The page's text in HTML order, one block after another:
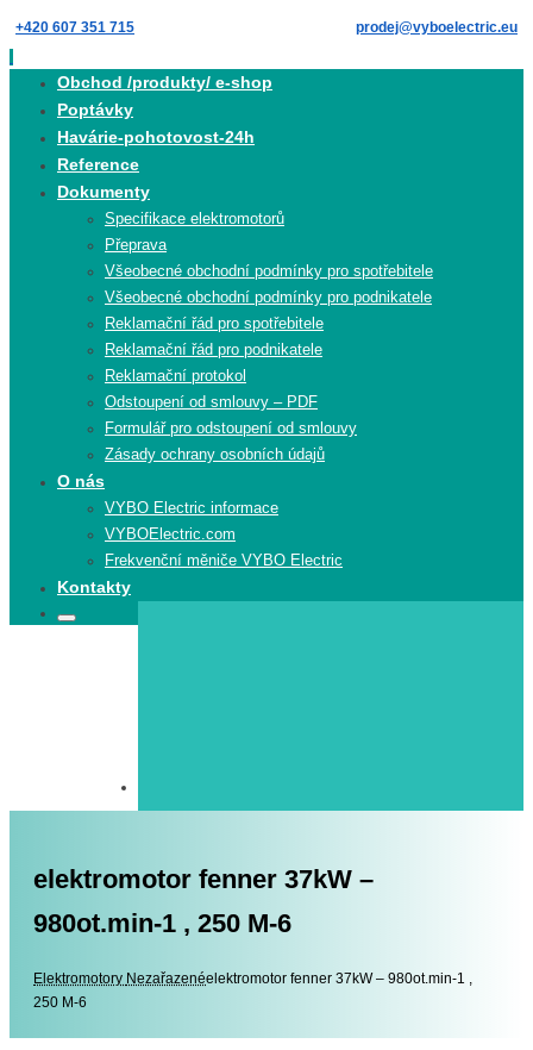
Skip
to
content
+420 607 351 715 prodej@vyboelectric.eu
Obchod /produkty/ e-shop
Poptávky
Havárie-pohotovost-24h
Reference
Dokumenty
Specifikace elektromotorů
Přeprava
Všeobecné obchodní podmínky pro spotřebitele
Všeobecné obchodní podmínky pro podnikatele
Reklamační řád pro spotřebitele
Reklamační řád pro podnikatele
Reklamační protokol
Odstoupení od smlouvy – PDF
Formulář pro odstoupení od smlouvy
Zásady ochrany osobních údajů
O nás
VYBO Electric informace
VYBOElectric.com
Frekvenční měniče VYBO Electric
Kontakty
Search
Search
elektromotor fenner 37kW –
980ot.min-1 , 250 M-6
Elektromotory Elektromotory
Nezařazenéelektromotor fenner 37kW – 980ot.min-1 ,
250 M-6